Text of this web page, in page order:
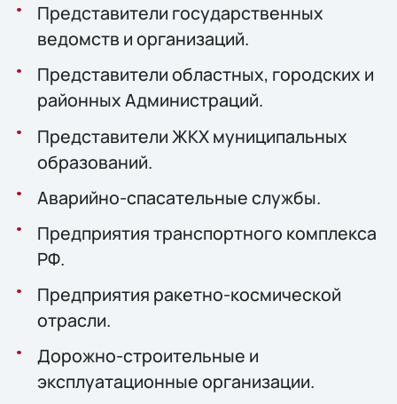
Представители государственных
ведомств и организаций.
Представители областных, городских и
районных Администраций.
Представители ЖКХ муниципальных
образований.
Аварийно-спасательные службы.
Предприятия транспортного комплекса
РФ.
Предприятия ракетно-космической
отрасли.
Дорожно-строительные и
эксплуатационные организации.